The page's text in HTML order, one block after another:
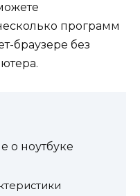
программ
браузере без
о ноутбуке